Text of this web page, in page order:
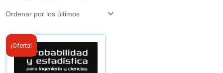
¡Oferta!
El
precio
original
El